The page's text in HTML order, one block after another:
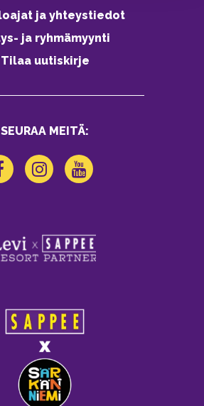
ja yhteystiedot
ja ryhmämyynti
Tilaa uutiskirje
SEURAA MEITÄ: